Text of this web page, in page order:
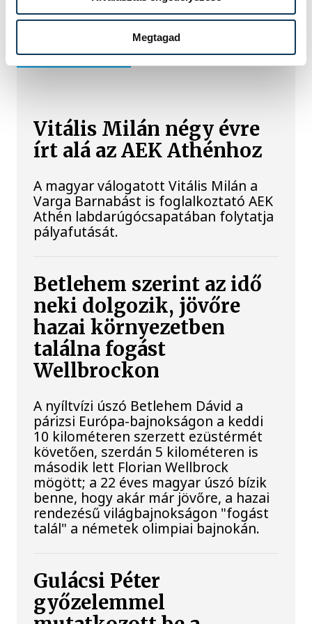
Megtagad
Vitális Milán négy évre
írt alá az AEK Athénhoz
A magyar válogatott Vitális Milán a
Varga Barnabást is foglalkoztató AEK
Athén labdarúgócsapatában folytatja
pályafutását.
Betlehem szerint az idő
neki dolgozik, jövőre
hazai környezetben
találna fogást
Wellbrockon
A nyíltvízi úszó Betlehem Dávid a
párizsi Európa-bajnokságon a keddi
10 kilométeren szerzett ezüstérmét
követően, szerdán 5 kilométeren is
második lett Florian Wellbrock
mögött; a 22 éves magyar úszó bízik
benne, hogy akár már jövőre, a hazai
rendezésű világbajnokságon "fogást
talál" a németek olimpiai bajnokán.
Gulácsi Péter
győzelemmel